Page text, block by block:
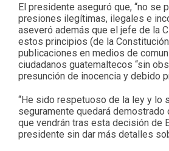
El presidente aseguró que, “no se
presiones ilegítimas, ilegales e
aseveró además que el jefe de la
estos principios (de la
publicaciones en medios de
ciudadanos guatemaltecos “sin
presunción de inocencia y debido
“He sido respetuoso de la ley y lo
seguramente quedará
que vendrán tras esta decisión de
presidente sin dar más detalles